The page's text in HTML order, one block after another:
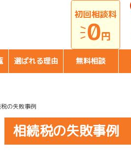
選ばれる理由 無料相談
の失敗事例
相続税の失敗事例